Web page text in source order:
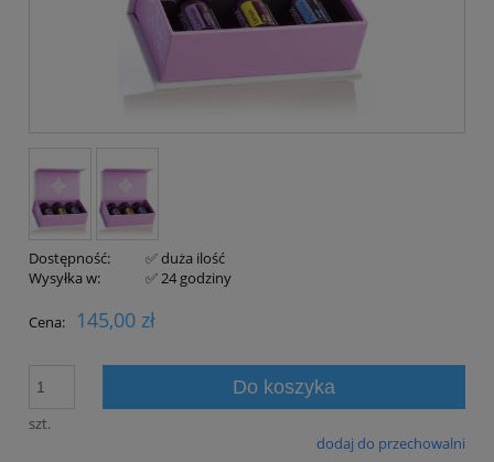
Dostępność:
✅ duża ilość
Wysyłka w:
✅ 24 godziny
Cena: 145,00 zł
szt.
Do koszyka
dodaj do przechowalni